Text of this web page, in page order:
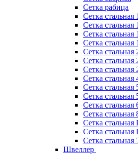
Сетка рабица
Сетка стальная
Сетка стальная
Сетка стальная
Сетка стальная
Сетка стальная
Сетка стальная
Сетка стальная
Сетка стальная
Сетка стальная
Сетка стальная
Сетка стальная
Сетка стальная
Сетка
Сетка
Сетка стальная
Швеллер